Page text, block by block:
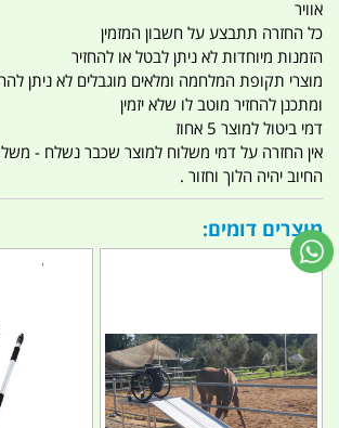
אוויר
כל החזרה תתבצע על חשבון המזמין
הזמנות מיוחדות לא ניתן לבטל או להחזיר
מוצרי תקופת המלחמה ומלאים מוגבלים לא ניתן
ומתכנן להחזיר מוטב לו שלא יזמין
דמי ביטול למוצר 5 אחוז
אין החזרה על דמי משלוח למוצר שכבר נשלח -
החיוב יהיה הלוך וחזור .
מוצרים דומים: